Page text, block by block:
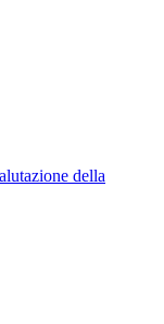
della